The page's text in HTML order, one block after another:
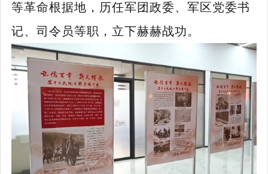
等革命根据地，历任军团政委、军区党委书
记、司令员等职，立下赫赫战功。